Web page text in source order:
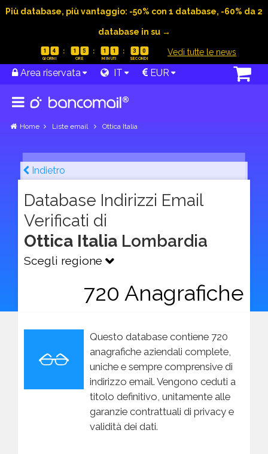
Più database, più vantaggio: -50% con 1 database, -60% da 2
database in su →
1 4 1 5 1 1 2 9 Vedi tutte le news
Area riservata IT EUR
Home Liste email Ottica Italia
Indietro
Database Indirizzi Email
Verificati di
Ottica Italia Lombardia
Scegli regione
720 Anagrafiche
Questo database contiene 720
anagrafiche aziendali complete,
uniche e sempre comprensive di
indirizzo email. Vengono ceduti a
titolo definitivo, unitamente alle
garanzie contrattuali di privacy e
validità dei dati.